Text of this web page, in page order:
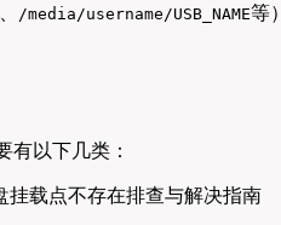
/media/username/USB_NAME等
有以下几类：